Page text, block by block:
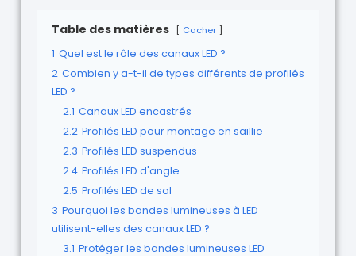
Table des matières Cacher
1 Quel est le rôle des canaux LED ?
2 Combien y a-t-il de types différents de profilés
LED ?
2.1 Canaux LED encastrés
2.2 Profilés LED pour montage en saillie
2.3 Profilés LED suspendus
2.4 Profilés LED d'angle
2.5 Profilés LED de sol
3 Pourquoi les bandes lumineuses à LED
utilisent-elles des canaux LED ?
3.1 Protéger les bandes lumineuses LED